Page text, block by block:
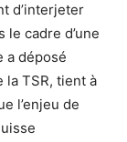
d’interjeter
cadre d’une
a déposé
la TSR, tient à
l’enjeu de